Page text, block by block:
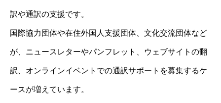
訳や通訳の支援です。
国際協力団体や在住外国人支援団体、文化交流団体など
が、ニュースレターやパンフレット、ウェブサイトの翻
訳、オンラインイベントでの通訳サポートを募集するケ
ースが増えています。